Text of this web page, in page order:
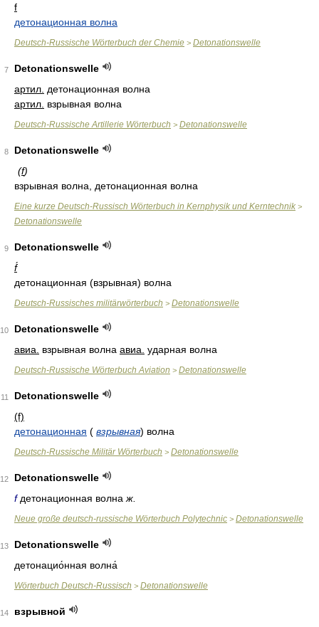
f
детонационная волна
Deutsch-Russische Wörterbuch der Chemie > Detonationswelle
7
Detonationswelle
артил. детонационная волна
артил. взрывная волна
Deutsch-Russische Artillerie Wörterbuch > Detonationswelle
8
Detonationswelle
(f)
взрывная волна, детонационная волна
Eine kurze Deutsch-Russisch Wörterbuch in Kernphysik und Kerntechnik >
Detonationswelle
9
Detonationswelle
f́
детонационная (взрывная) волна
Deutsch-Russisches militärwörterbuch > Detonationswelle
10
Detonationswelle
авиа.
взрывная волна авиа. ударная волна
Deutsch-Russische Wörterbuch Aviation > Detonationswelle
11
Detonationswelle
(f)
детонационная ( взрывная) волна
Deutsch-Russische Militär Wörterbuch > Detonationswelle
12
Detonationswelle
fдетонационная волна ж.
Neue große deutsch-russische Wörterbuch Polytechnic > Detonationswelle
13
Detonationswelle
детонацио́нная волна́
Wörterbuch Deutsch-Russisch > Detonationswelle
14
взрывной